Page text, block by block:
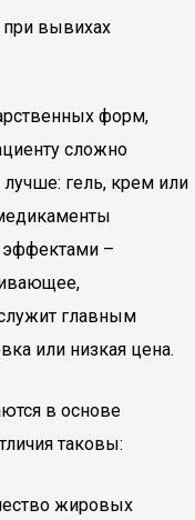
вывихах
форм,
сложно
лучше: гель, крем или
–
главным
или низкая цена.
в основе
таковы:
жировых